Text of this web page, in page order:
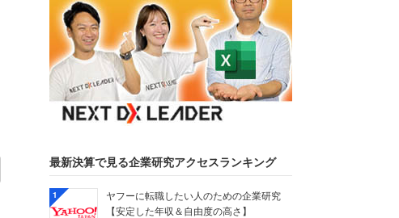
最新決算で見る企業研究アクセスランキング
1
ヤフーに転職したい人のための企業研究
【安定した年収＆自由度の高さ】